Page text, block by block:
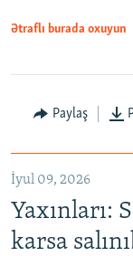
Ətraflı burada oxuyun
Paylaş
İyul 09, 2026
Yaxınları:
karsa